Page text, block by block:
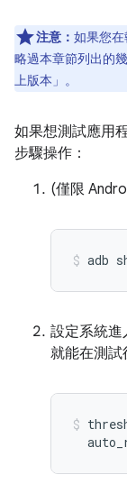
注意： 如果您
略過本章節列出的
上版本」。
如果想測試應用
步驟操作：
(僅限
設定系統進
就能在測試